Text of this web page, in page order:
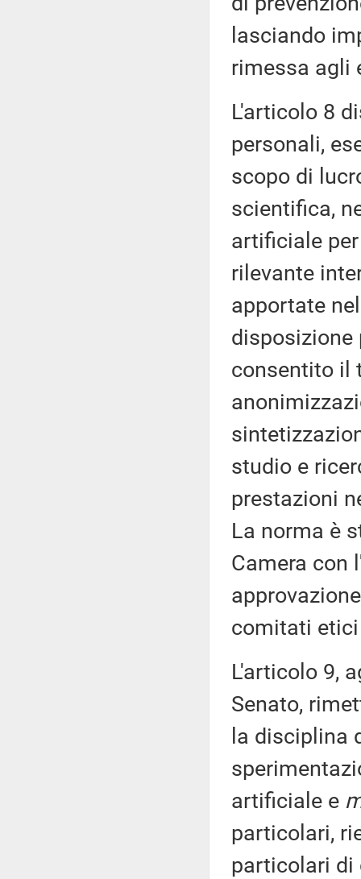
lasciando
rimessa agli
L'articolo 8
personali,
scopo di
scientifica,
artificiale
rilevante
apportate
disposizione
consentito il
studio e
prestazioni
La norma è
Camera con
comitati
L'articolo 9,
Senato,
la disciplina
artificiale e
particolari,
particolari di